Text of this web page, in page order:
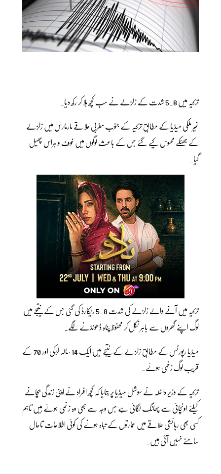
ترکیہ میں 5.8 شدت کے زلزلے نے سب کچھ ہلا کر رکھ دیا۔
غیر ملکی میڈیا کے مطابق ترکیہ کے جنوب مغربی علاقے مارمارس میں زلزلے
کے جھٹکے محسوس کیے گئے جس کے باعث لوگوں میں خوف و ہراس پھیل
گیا۔
ترکیہ میں آنے والے زلزلے کی شدت 5.8 ریکارڈ کی گئی جس کے نتیجے میں
لوگ اپنے گھروں سے باہر نکل کر محفوظ پناہ ڈھونڈنے لگے۔
میڈیا رپورٹس کے مطابق زلزلے کے نتیجے میں ایک 14 سالہ لڑکی اور 70 کے
قریب لوگ زخمی ہوئے۔
ترکیہ کے وزیر داخلہ نے سوشل میڈیا پر بتایا کہ کچھ افراد نے اپنی زندگی بچانے
کیلئے اونچائی سے چھانگ لگائی ہے جس وجہ سے بھی وہ زخمی ہوئے ہیں تاہم
کسی بھی رہائشی علاقے میں عمارتوں کے تباہ ہونے کی کوئی اطلاعات تاحال
سامنے نہیں آئی ہیں۔